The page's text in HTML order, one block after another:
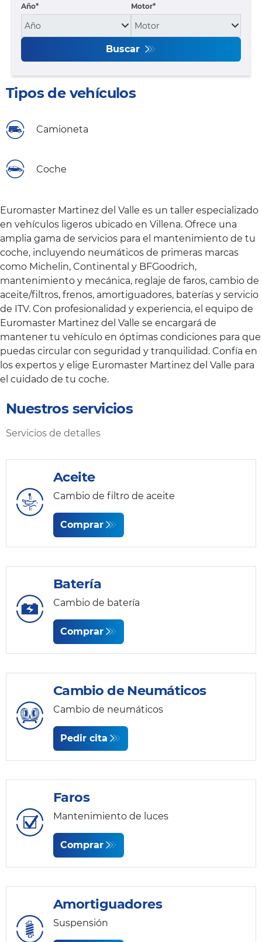
Año* Motor*
Buscar
Tipos de vehículos
Camioneta
Coche
Euromaster Martinez del Valle es un taller especializado
en vehículos ligeros ubicado en Villena. Ofrece una
amplia gama de servicios para el mantenimiento de tu
coche, incluyendo neumáticos de primeras marcas
como Michelin, Continental y BFGoodrich,
mantenimiento y mecánica, reglaje de faros, cambio de
aceite/filtros, frenos, amortiguadores, baterías y servicio
de ITV. Con profesionalidad y experiencia, el equipo de
Euromaster Martinez del Valle se encargará de
mantener tu vehículo en óptimas condiciones para que
puedas circular con seguridad y tranquilidad. Confía en
los expertos y elige Euromaster Martinez del Valle para
el cuidado de tu coche.
Nuestros servicios
Servicios de detalles
Aceite
Cambio de filtro de aceite
Comprar
Batería
Cambio de batería
Comprar
Cambio de Neumáticos
Cambio de neumáticos
Pedir cita
Faros
Mantenimiento de luces
Comprar
Amortiguadores
Suspensión